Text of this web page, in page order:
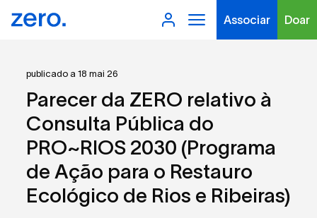
Associar Doar
publicado a 18 mai 26
Parecer da ZERO relativo à
Consulta Pública do
PRO~RIOS 2030 (Programa
de Ação para o Restauro
Ecológico de Rios e Ribeiras)